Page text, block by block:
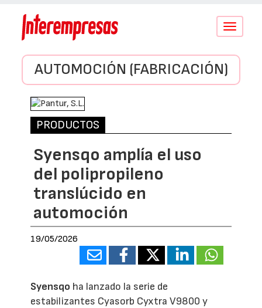
Conmutar
AUTOMOCIÓN (FABRICACIÓN)
PRODUCTOS
Syensqo amplía el uso
del polipropileno
translúcido en
automoción
19/05/2026
Syensqo ha lanzado la serie de
estabilizantes Cyasorb Cyxtra V9800 y